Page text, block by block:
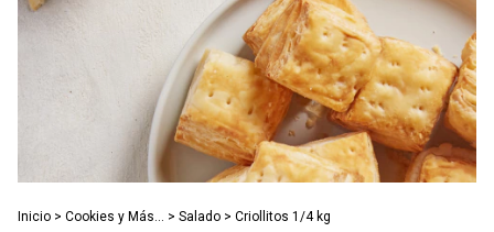
Inicio > Cookies y Más... > Salado > Criollitos 1/4 kg